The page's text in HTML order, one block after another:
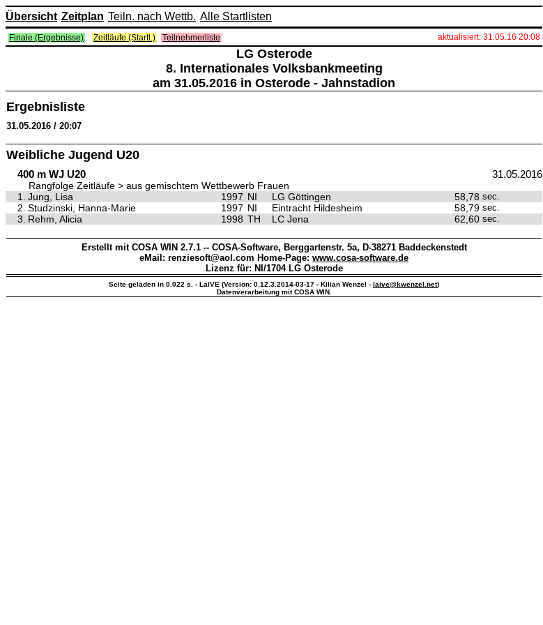
Übersicht Zeitplan Teiln. nach Wettb. Alle Startlisten
Finale (Ergebnisse) Zeitläufe (Startl.) Teilnehmerliste aktualisiert: 31.05.16 20:08
LG Osterode
8. Internationales Volksbankmeeting
am 31.05.2016 in Osterode - Jahnstadion
Ergebnisliste
31.05.2016 / 20:07
Weibliche Jugend U20
400 m WJ U20 31.05.2016
Rangfolge Zeitläufe > aus gemischtem Wettbewerb Frauen
1.
Jung, Lisa 1997 NI LG Göttingen 58,78 sec.
2. Studzinski, Hanna-Marie 1997 NI Eintracht Hildesheim 58,79 sec.
3. Rehm, Alicia 1998 TH LC Jena 62,60 sec.
Erstellt mit COSA WIN 2.7.1 -- COSA-Software, Berggartenstr. 5a, D-38271 Baddeckenstedt
eMail: renziesoft@aol.com Home-Page: www.cosa-software.de
Lizenz für: NI/1704 LG Osterode
Seite geladen in 0.022 s. - LaIVE (Version: 0.12.3.2014-03-17 - Kilian Wenzel - laive@kwenzel.net)
Datenverarbeitung mit COSA WIN.